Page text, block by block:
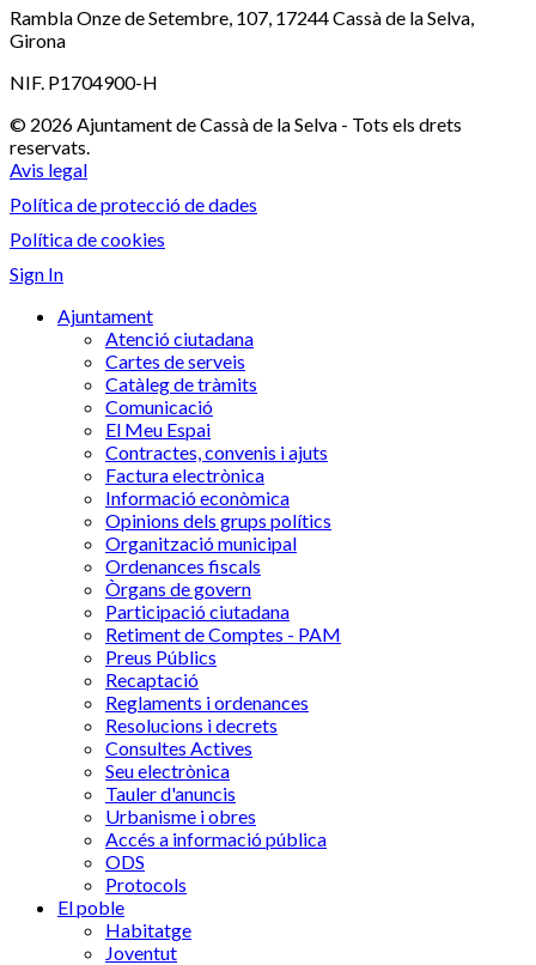
Rambla Onze de Setembre, 107, 17244 Cassà de la Selva,
Girona
NIF. P1704900-H
© 2026 Ajuntament de Cassà de la Selva - Tots els drets
reservats.
Avis legal
Política de protecció de dades
Política de cookies
Sign In
Ajuntament
Atenció ciutadana
Cartes de serveis
Catàleg de tràmits
Comunicació
El Meu Espai
Contractes, convenis i ajuts
Factura electrònica
Informació econòmica
Opinions dels grups polítics
Organització municipal
Ordenances fiscals
Òrgans de govern
Participació ciutadana
Retiment de Comptes - PAM
Preus Públics
Recaptació
Reglaments i ordenances
Resolucions i decrets
Consultes Actives
Seu electrònica
Tauler d'anuncis
Urbanisme i obres
Accés a informació pública
ODS
Protocols
El poble
Habitatge
Joventut